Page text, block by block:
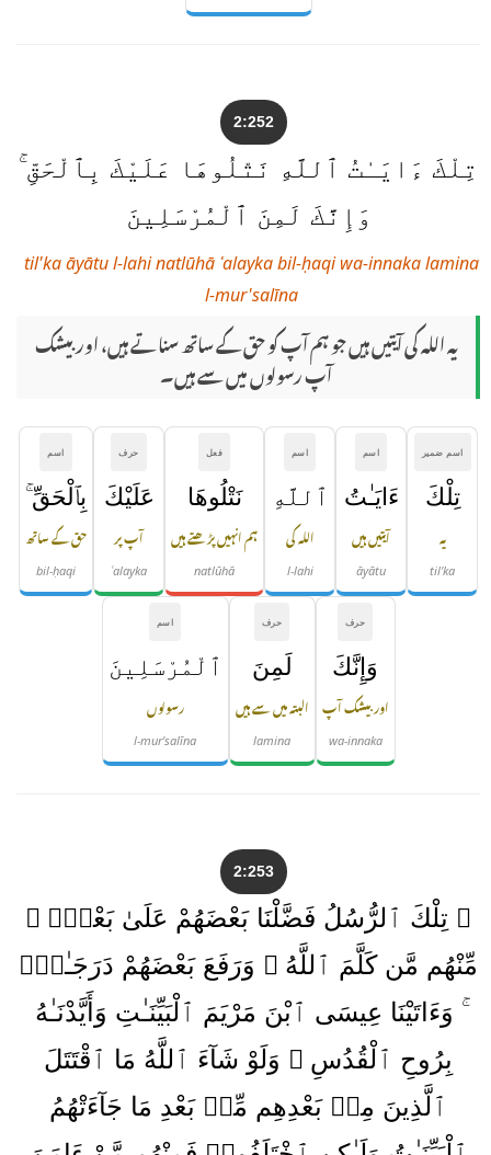
2:252
تِلْكَ ءَايَـٰتُ ٱللَّهِ نَتْلُوهَا عَلَيْكَ بِٱلْحَقِّ ۚ
وَإِنَّكَ لَمِنَ ٱلْمُرْسَلِينَ
til'ka āyātu l-lahi natlūhā ʿalayka bil-ḥaqi wa-innaka lamina
l-mur'salīna
یہ اللہ کی آیتیں ہیں جو ہم آپ کو حق کے ساتھ سناتے ہیں، اور بیشک
آپ رسولوں میں سے ہیں۔
اسم ضمیر
تِلْكَ
یہ
til'ka
اسم
ءَايَـٰتُ
آیتیں ہیں
āyātu
اسم
ٱللَّهِ
اللہ کی
l-lahi
فعل
نَتْلُوهَا
ہم انہیں پڑھتے ہیں
natlūhā
حرف
عَلَيْكَ
آپ پر
ʿalayka
اسم
بِٱلْحَقِّ ۚ
حق کے ساتھ
bil-ḥaqi
حرف
وَإِنَّكَ
اور بیشک آپ
wa-innaka
حرف
لَمِنَ
البتہ میں سے ہیں
lamina
اسم
ٱلْمُرْسَلِينَ
رسولوں
l-mur'salīna
2:253
۞ تِلْكَ ٱلرُّسُلُ فَضَّلْنَا بَعْضَهُمْ عَلَىٰ بَعْضٍۢ ۘ
مِّنْهُم مَّن كَلَّمَ ٱللَّهُ ۖ وَرَفَعَ بَعْضَهُمْ دَرَجَـٰتٍۢ
ۚ وَءَاتَيْنَا عِيسَى ٱبْنَ مَرْيَمَ ٱلْبَيِّنَـٰتِ وَأَيَّدْنَـٰهُ
بِرُوحِ ٱلْقُدُسِ ۗ وَلَوْ شَآءَ ٱللَّهُ مَا ٱقْتَتَلَ
ٱلَّذِينَ مِنۢ بَعْدِهِم مِّنۢ بَعْدِ مَا جَآءَتْهُمُ